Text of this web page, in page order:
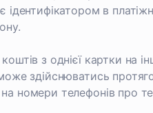
в
з однієї картки на
здійснюватись
номери телефонів про